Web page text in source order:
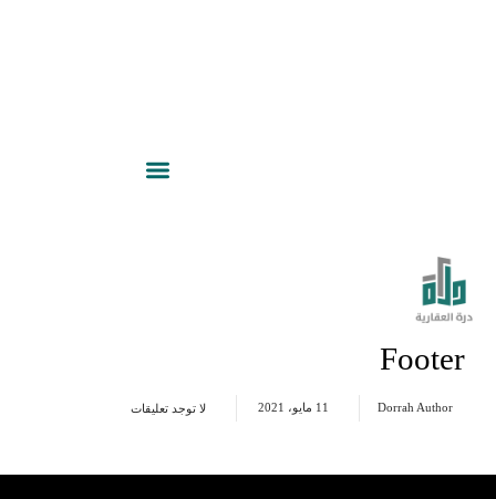
Footer
Dorrah Author 11 مايو، 2021 لا توجد تعليقات